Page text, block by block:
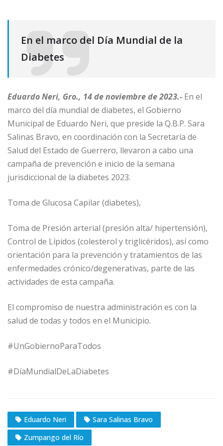
En el marco del Día Mundial de la
Diabetes
Eduardo Neri, Gro., 14 de noviembre de 2023.- En el
marco del día mundial de diabetes, el Gobierno
Municipal de Eduardo Neri, que preside la Q.B.P. Sara
Salinas Bravo, en coordinación con la Secretaría de
Salud del Estado de Guerrero, llevaron a cabo una
campaña de prevención e inicio de la semana
jurisdiccional de la diabetes 2023.
Toma de Glucosa Capilar (diabetes),
Toma de Presión arterial (presión alta/ hipertensión),
Control de Lípidos (colesterol y triglicéridos), así como
orientación para la prevención y tratamientos de las
enfermedades crónico/degenerativas, parte de las
actividades de esta campaña.
El compromiso de nuestra administración es con la
salud de todas y todos en el Municipio.
#UnGobiernoParaTodos
#DíaMundialDeLaDiabetes
Eduardo Neri
Sara Salinas Bravo
Zumpango del Río